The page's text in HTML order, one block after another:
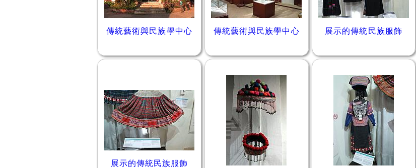
傳統藝術與民族學中心 傳統藝術與民族學中心 展示的傳統民族服飾
展示的傳統民族服飾